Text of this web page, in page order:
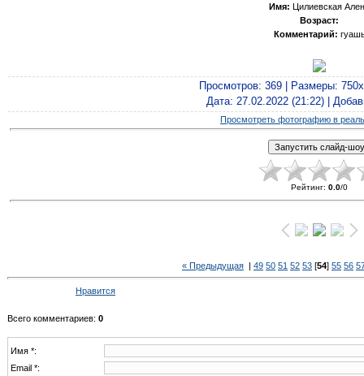
Имя: Цилиевская
Возраст:
Комментарий:
Просмотров: 369 | Размеры:
Дата: 27.02.2022 (21:22) |
Просмотреть фотографию в
Рейтинг: 0.0/0
« Предыдущая | 49 50 51 52 53 [54] 55 56
Нравится
Всего комментариев: 0
Имя *:
Email *: